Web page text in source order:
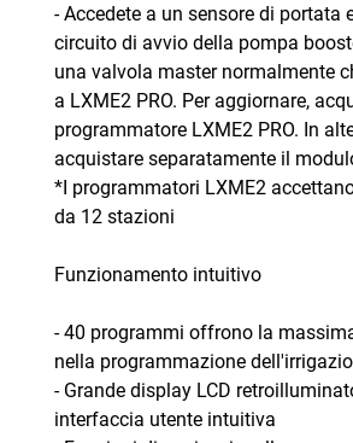
- Accedete a un sensore di portata
circuito di avvio della pompa
una valvola master normalmente
a LXME2 PRO. Per aggiornare,
programmatore LXME2 PRO. In
acquistare separatamente il
*I programmatori LXME2
da 12 stazioni
Funzionamento intuitivo
- 40 programmi offrono la
nella programmazione
- Grande display LCD
interfaccia utente intuitiva